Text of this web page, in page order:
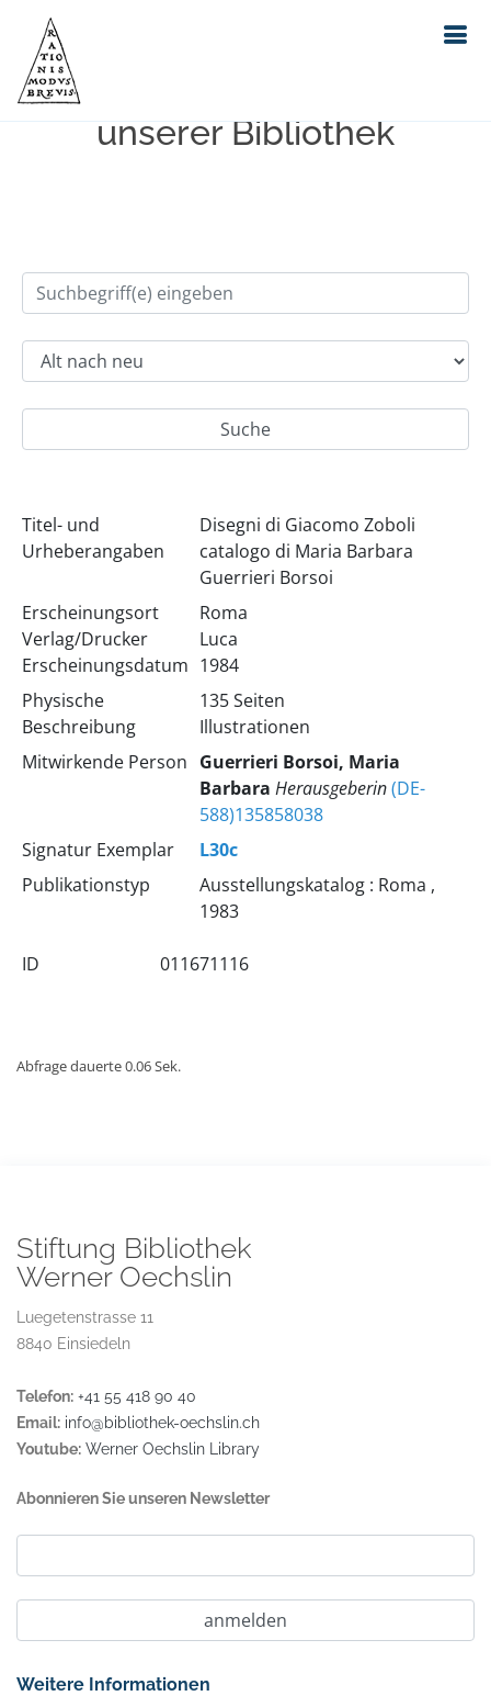
Einfache Suche im Bestand
unserer Bibliothek
Titel- und
Urheberangaben
Disegni di Giacomo Zoboli
catalogo di Maria Barbara
Guerrieri Borsoi
Erscheinungsort
Verlag/Drucker
Erscheinungsdatum
Roma
Luca
1984
Physische
Beschreibung
135 Seiten
Illustrationen
Mitwirkende Person Guerrieri Borsoi, Maria
Barbara Herausgeberin(DE-
588)135858038
Signatur Exemplar
L30c
Publikationstyp
Ausstellungskatalog : Roma ,
1983
ID 011671116
Abfrage dauerte 0.06 Sek.
Stiftung Bibliothek
Werner Oechslin
Luegetenstrasse 11
8840 Einsiedeln
Telefon: +41 55 418 90 40
Email: info@bibliothek-oechslin.ch
Youtube: Werner Oechslin Library
Abonnieren Sie unseren Newsletter
Weitere Informationen